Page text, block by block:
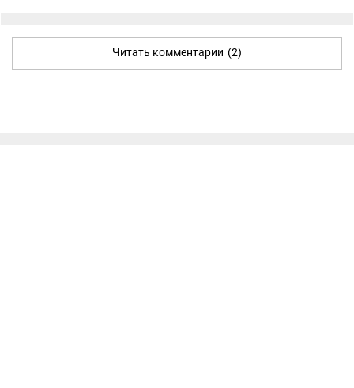
Читать комментарии (2)